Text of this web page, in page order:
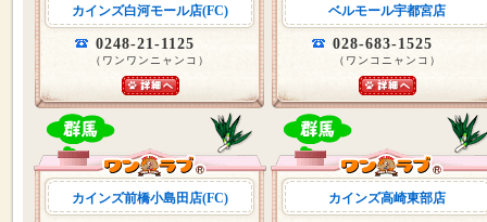
カインズ白河モール店(FC)
0248-21-1125
（ワンワンニャンコ）
ベルモール宇都宮店
028-683-1525
（ワンコニャンコ）
カインズ前橋小島田店(FC) カインズ高崎東部店